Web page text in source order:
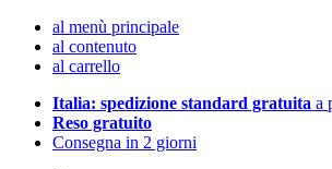
al menù principale
al contenuto
al carrello
Italia: spedizione standard gratuita a
Reso gratuito
Consegna in 2 giorni